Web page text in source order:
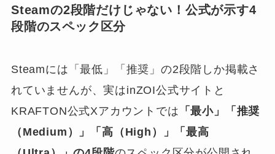
Steamの2段階だけじゃない！公式が示す4
段階のスペック区分
Steamには「最低」「推奨」の2段階しか掲載さ
れていませんが、実はinZOI公式サイトと
KRAFTON公式Xアカウントでは 「最小」「推奨
（Medium）」「高（High）」「最高